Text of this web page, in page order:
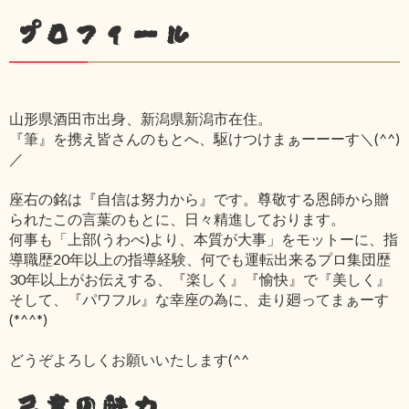
プロフィール
山形県酒田市出身、新潟県新潟市在住。
『筆』を携え皆さんのもとへ、駆けつけまぁーーーす＼(^^)
／
座右の銘は『自信は努力から』です。尊敬する恩師から贈
られたこの言葉のもとに、日々精進しております。
何事も「上部(うわべ)より、本質が大事」をモットーに、指
導職歴20年以上の指導経験、何でも運転出来るプロ集団歴
30年以上がお伝えする、『楽しく』『愉快』で『美しく』
そして、『パワフル』な幸座の為に、走り廻ってまぁーす
(*^^*)
どうぞよろしくお願いいたします(^^ゞ